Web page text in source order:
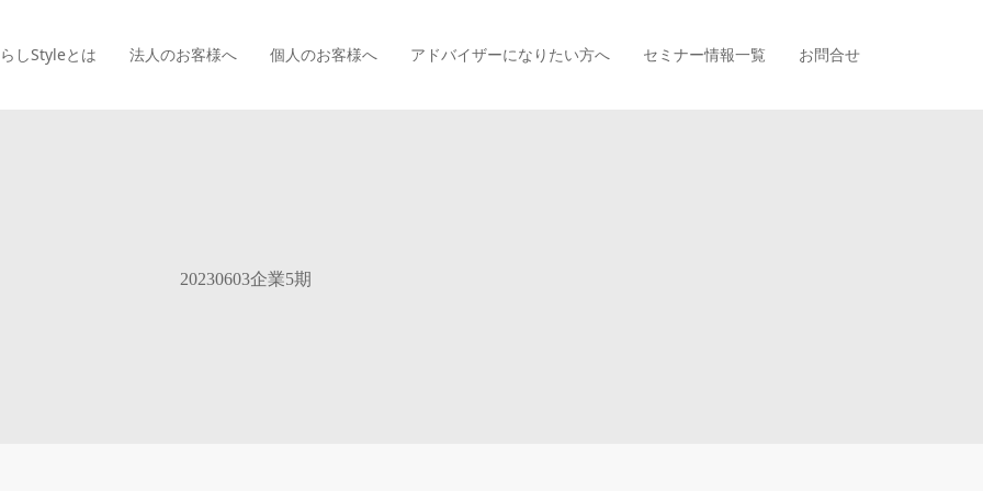
しStyleとは 法人のお客様へ 個人のお客様へ アドバイザーになりたい方へ セミナー情報一覧 お問合せ
20230603企業5期